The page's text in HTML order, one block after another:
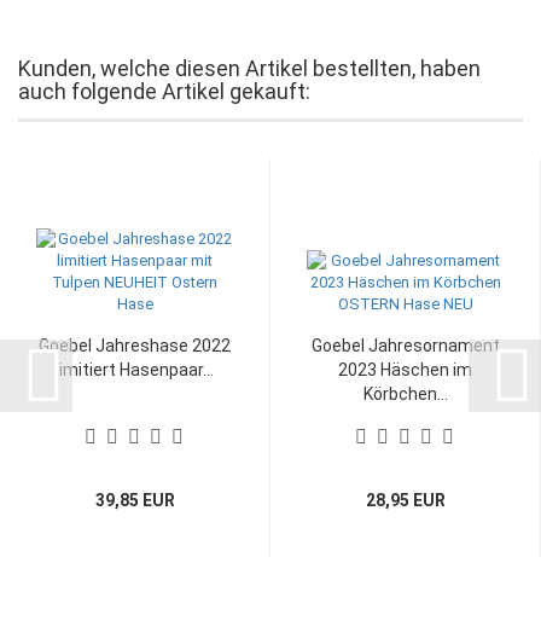
Kunden, welche diesen Artikel bestellten, haben
auch folgende Artikel gekauft:
Goebel Jahreshase 2022
limitiert Hasenpaar...
39,85 EUR
Goebel Jahresornament
2023 Häschen im
Körbchen...
28,95 EUR